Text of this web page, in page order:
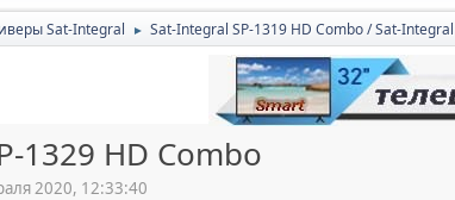
Sat-Integral ► Sat-Integral SP-1319 HD Combo / Sat-
1329 HD Combo
2020, 12:33:40